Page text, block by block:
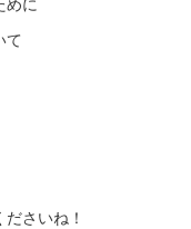
て
さいね！